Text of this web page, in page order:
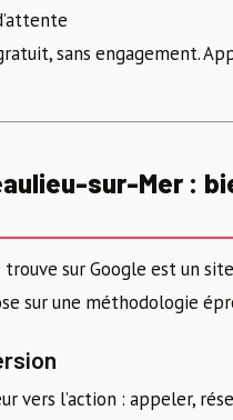
sans engagement.
sur-Mer :
sur Google est un
sur une méthodologie
vers l’action : appeler,